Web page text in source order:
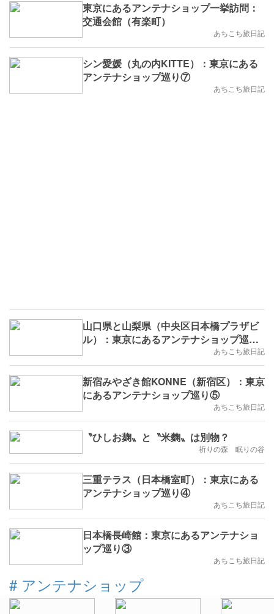
東京にあるアンテナショップ一挙訪問：
交通会館（有楽町）
あちこち旅日記
シン愛媛（丸の内KITTE）：東京にある
アンテナショップ巡り⑦
あちこち旅日記
山口県と山梨県（中央区日本橋プラザビ
ル）：東京にあるアンテナショップ巡り
あちこち旅日記
新宿みやざき館KONNE（新宿区）：東京
にあるアンテナショップ巡り⑤
あちこち旅日記
〝ひしお麹〟と〝米麴〟は別物？
祈りの森 眠りの谷
三重テラス（日本橋室町）：東京にある
アンテナショップ巡り④
あちこち旅日記
日本橋長崎館：東京にあるアンテナショ
ップ巡り③
あちこち旅日記
# アンテナショップ